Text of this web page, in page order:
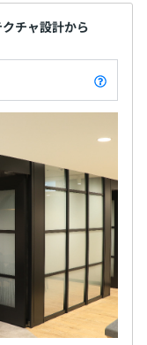
チャ設計から